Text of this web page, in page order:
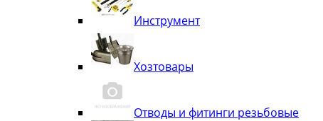
Инструмент
Хозтовары
Отводы и фитинги резьбовые